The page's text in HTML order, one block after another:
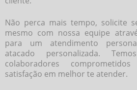
Não perca mais tempo, solicite
mesmo com nossa equipe
para um atendimento
atacado personalizada.
colaboradores
satisfação em melhor te atender.